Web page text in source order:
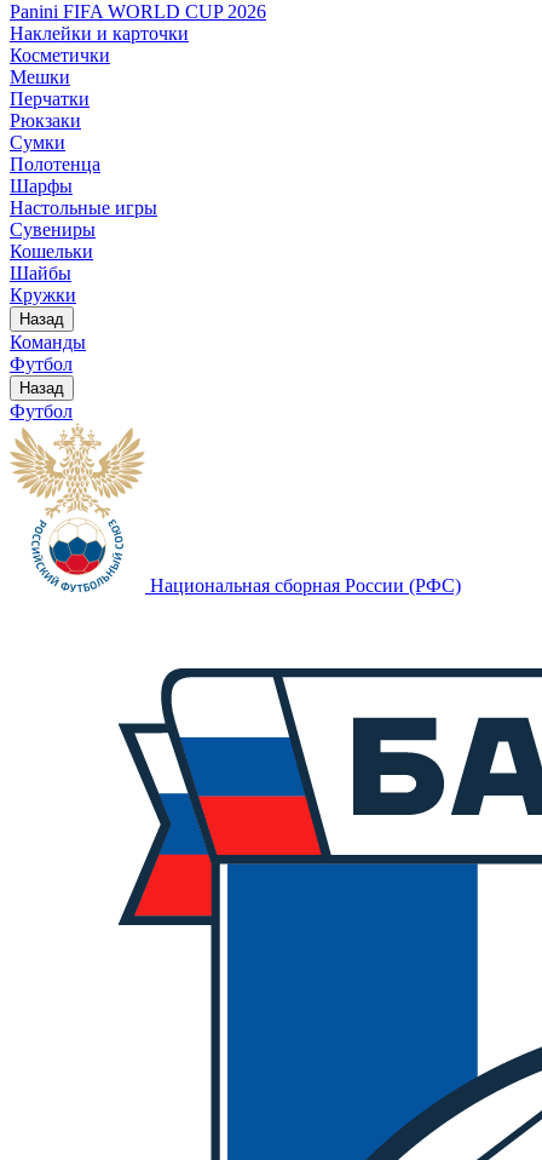
Panini FIFA WORLD CUP 2026
Наклейки и карточки
Косметички
Мешки
Перчатки
Рюкзаки
Сумки
Полотенца
Шарфы
Настольные игры
Сувениры
Кошельки
Шайбы
Кружки
Назад
Команды
Футбол
Назад
Футбол
Национальная сборная России (РФС)